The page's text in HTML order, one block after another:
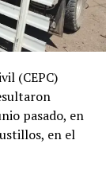
(CEPC)
pasado, en
en el